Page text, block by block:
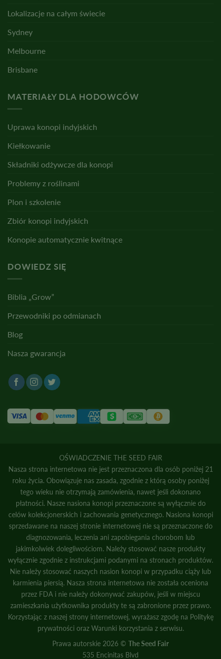
Lokalizacje na całym świecie
Sydney
Melbourne
Brisbane
MATERIAŁY DLA HODOWCÓW
Uprawa konopi indyjskich
Kiełkowanie
Składniki odżywcze dla konopi
Problemy z roślinami
Plon i szkolenie
Zbiór konopi indyjskich
Konopie automatycznie kwitnące
DOWIEDZ SIĘ
Biblia „Grow”
Przewodniki po odmianach
Blog
Nasza gwarancja
OŚWIADCZENIE THE SEED FAIR
Nasza strona internetowa nie jest przeznaczona dla osób poniżej 21
roku życia. Obowiązuje nas zasada, zgodnie z którą osoby poniżej
tego wieku nie otrzymają zamówienia, nawet jeśli dokonano
płatności. Nasze nasiona konopi przeznaczone są wyłącznie do
celów kolekcjonerskich i zachowania genetycznego. Nasiona konopi
sprzedawane na naszej stronie internetowej nie są przeznaczone do
diagnozowania, leczenia ani zapobiegania chorobom lub
jakimkolwiek dolegliwościom. Należy stosować nasze produkty
wyłącznie zgodnie z instrukcjami podanymi na stronach produktów.
Nie należy stosować naszych nasion konopi w przypadku ciąży lub
karmienia piersią. Nasza strona internetowa nie została oceniona
przez FDA i nie należy dokonywać zakupów, jeśli w miejscu
zamieszkania użytkownika produkty te są zabronione przez prawo.
Korzystając z naszej strony internetowej, wyrażasz zgodę na Politykę
prywatnościoraz Warunki korzystania z serwisu.
Prawa autorskie 2026 © The Seed Fair
535 Encinitas Blvd